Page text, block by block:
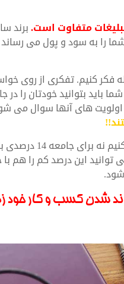
متفاوت است.برند
را به سود و پول می
کنیم. تفکری از روی
باید بتوانید خودتان را
اولویت های آنها سوال می
پس برای جامعه 86
این درصد کم را هم با
شدن کسب و کار